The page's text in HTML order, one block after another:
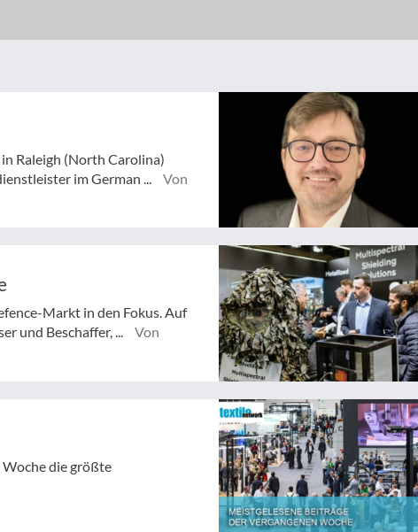
Raleigh (North Carolina)
im German ...
Von
Markt in den Fokus. Auf
und Beschaffer, ...
Von
die größte